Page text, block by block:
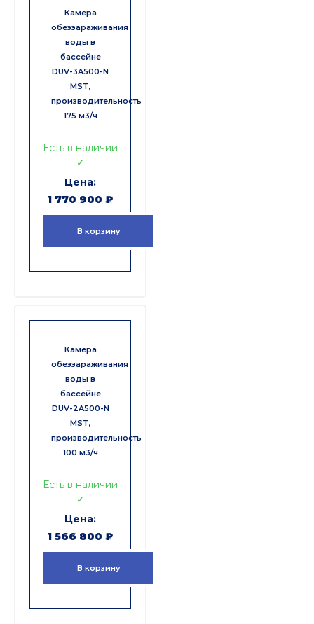
Камера
обеззараживания
воды в
бассейне
DUV-3A500-N
MST,
производительность
175 м3/ч
Есть в наличии
✓
1 770 900 ₽
В корзину
Камера
обеззараживания
воды в
бассейне
DUV-2A500-N
MST,
производительность
100 м3/ч
Есть в наличии
✓
1 566 800 ₽
В корзину